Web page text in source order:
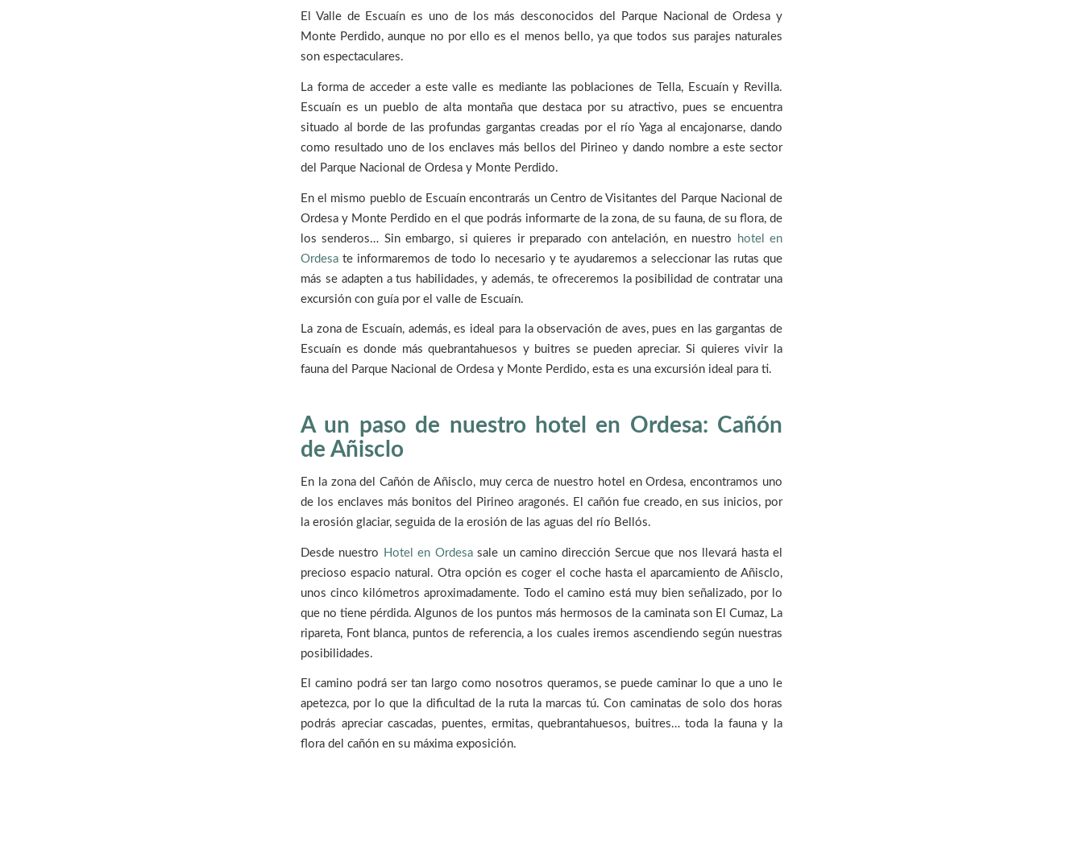
El Valle de Escuaín es uno de los más desconocidos del Parque Nacional de Ordesa y
Monte Perdido, aunque no por ello es el menos bello, ya que todos sus parajes naturales
son espectaculares.
La forma de acceder a este valle es mediante las poblaciones de Tella, Escuaín y Revilla.
Escuaín es un pueblo de alta montaña que destaca por su atractivo, pues se encuentra
situado al borde de las profundas gargantas creadas por el río Yaga al encajonarse, dando
como resultado uno de los enclaves más bellos del Pirineo y dando nombre a este sector
del Parque Nacional de Ordesa y Monte Perdido.
En el mismo pueblo de Escuaín encontrarás un Centro de Visitantes del Parque Nacional de
Ordesa y Monte Perdido en el que podrás informarte de la zona, de su fauna, de su flora, de
los senderos… Sin embargo, si quieres ir preparado con antelación, en nuestro
hotel en
Ordesa te informaremos de todo lo necesario y te ayudaremos a seleccionar las rutas que
más se adapten a tus habilidades, y además, te ofreceremos la posibilidad de contratar una
excursión con guía por el valle de Escuaín.
La zona de Escuaín, además, es ideal para la observación de aves, pues en las gargantas de
Escuaín es donde más quebrantahuesos y buitres se pueden apreciar. Si quieres vivir la
fauna del Parque Nacional de Ordesa y Monte Perdido, esta es una excursión ideal para ti.
A un paso de nuestro hotel en Ordesa: Cañón
de Añisclo
En la zona del Cañón de Añisclo, muy cerca de nuestro hotel en Ordesa, encontramos uno
de los enclaves más bonitos del Pirineo aragonés. El cañón fue creado, en sus inicios, por
la erosión glaciar, seguida de la erosión de las aguas del río Bellós.
Desde nuestro Hotel en Ordesasale un camino dirección Sercue que nos llevará hasta el
precioso espacio natural. Otra opción es coger el coche hasta el aparcamiento de Añisclo,
unos cinco kilómetros aproximadamente. Todo el camino está muy bien señalizado, por lo
que no tiene pérdida. Algunos de los puntos más hermosos de la caminata son El Cumaz, La
ripareta, Font blanca, puntos de referencia, a los cuales iremos ascendiendo según nuestras
posibilidades.
El camino podrá ser tan largo como nosotros queramos, se puede caminar lo que a uno le
apetezca, por lo que la dificultad de la ruta la marcas tú. Con caminatas de solo dos horas
podrás apreciar cascadas, puentes, ermitas, quebrantahuesos, buitres… toda la fauna y la
flora del cañón en su máxima exposición.